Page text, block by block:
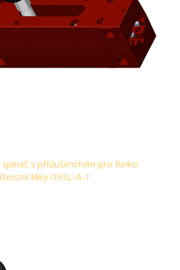
s příslušenstvím pro funkci
kliky OXSL-A-1